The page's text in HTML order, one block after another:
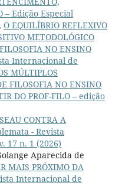
– Edição Especial
O EQUILÍBRIO REFLEXIVO
METODOLÓGICO
NO ENSINO
Internacional de
MÚLTIPLOS
FILOSOFIA NO ENSINO
DO PROF-FILO – edição
CONTRA A
- Revista
17 n. 1 (2026)
Aparecida de
MAIS PRÓXIMO DA
Internacional de